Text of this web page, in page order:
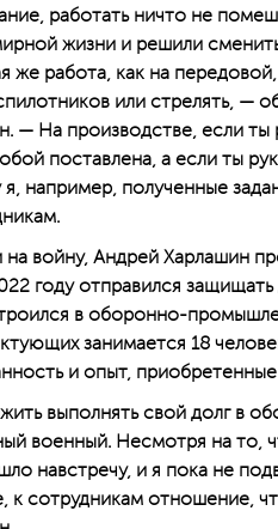
работать ничто не
жизни и решили
же работа, как на
или стрелять, —
— На производстве, если ты
поставлена, а если ты
я, например, полученные
на войну, Андрей Харлашин
году отправился
в оборонно-
занимается 18
и опыт,
выполнять свой долг в
военный. Несмотря на то,
навстречу, и я пока не
к сотрудникам отношение,